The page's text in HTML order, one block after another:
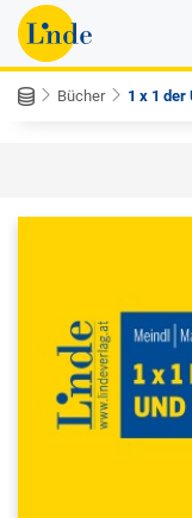
Bücher 1 x 1 der